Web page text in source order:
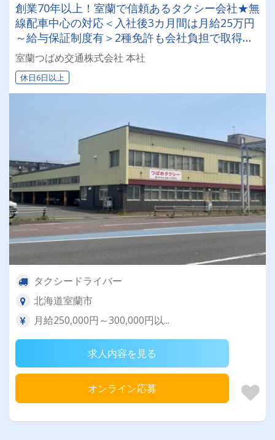
創業70年以上！室蘭で信頼あるタクシー会社★無
線配車中心の対応＜入社後3カ月間は月給25万円
～給与保証制度有＞2種免許も会社負担で取得可
能◎研修充実で接客対応レベルが高いと評判！
室蘭つばめ交通株式会社 本社
休日6日以上
タクシードライバー
北海道室蘭市
月給250,000円～300,000円以...
求人内容を見る
オンライン応募